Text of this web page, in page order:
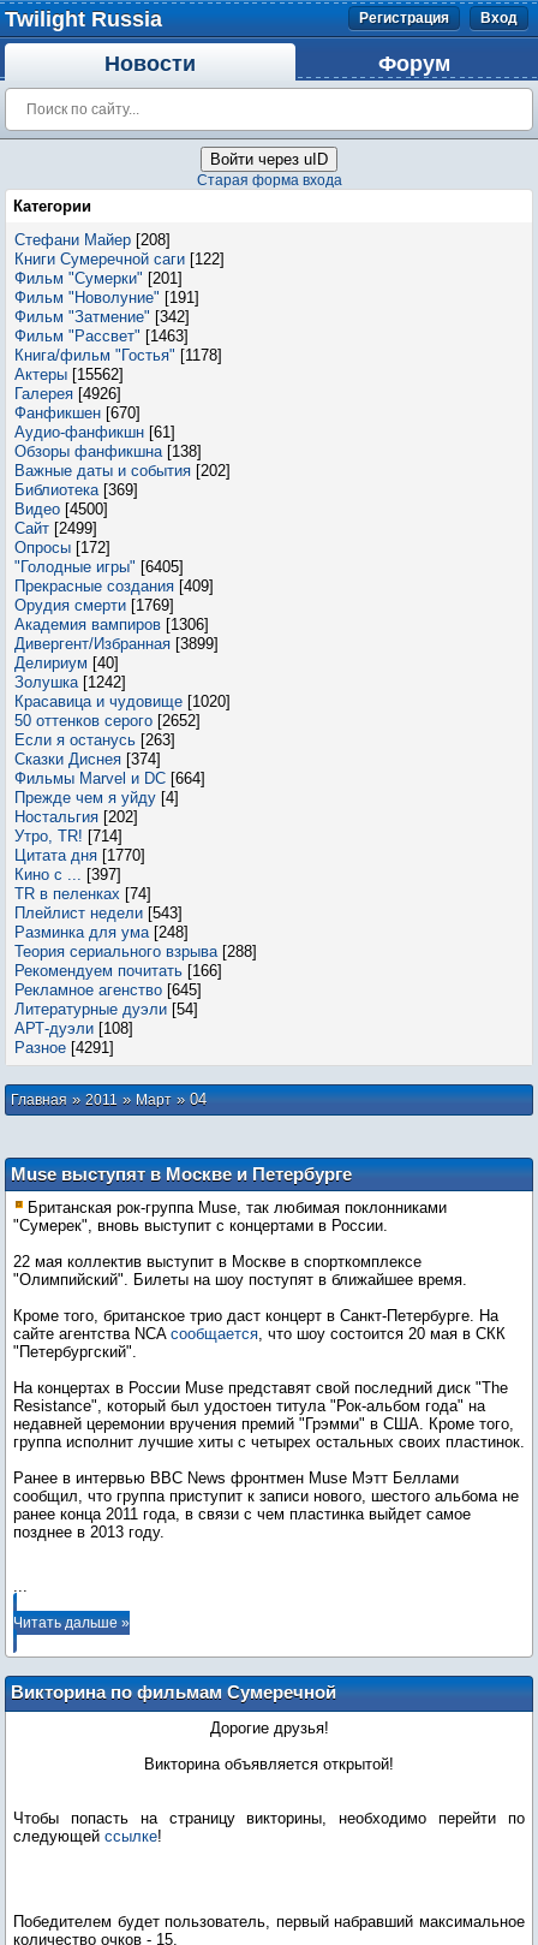
Twilight Russia Регистрация Вход
Новости Форум
Войти через uID
Старая форма входа
Категории
Стефани Майер [208]
Книги Сумеречной саги [122]
Фильм "Сумерки" [201]
Фильм "Новолуние" [191]
Фильм "Затмение" [342]
Фильм "Рассвет" [1463]
Книга/фильм "Гостья" [1178]
Актеры [15562]
Галерея [4926]
Фанфикшен [670]
Аудио-фанфикшн [61]
Обзоры фанфикшна [138]
Важные даты и события [202]
Библиотека [369]
Видео [4500]
Сайт [2499]
Опросы [172]
"Голодные игры" [6405]
Прекрасные создания [409]
Орудия смерти [1769]
Академия вампиров [1306]
Дивергент/Избранная [3899]
Делириум [40]
Золушка [1242]
Красавица и чудовище [1020]
50 оттенков серого [2652]
Если я останусь [263]
Сказки Диснея [374]
Фильмы Marvel и DC [664]
Прежде чем я уйду [4]
Ностальгия [202]
Утро, TR! [714]
Цитата дня [1770]
Кино с ... [397]
TR в пеленках [74]
Плейлист недели [543]
Разминка для ума [248]
Теория сериального взрыва [288]
Рекомендуем почитать [166]
Рекламное агенство [645]
Литературные дуэли [54]
АРТ-дуэли [108]
Разное [4291]
Главная»2011 » Март » 04
Muse выступят в Москве и Петербурге
Британская рок-группа Muse, так любимая поклонниками
"Сумерек", вновь выступит с концертами в России.
22 мая коллектив выступит в Москве в спорткомплексе
"Олимпийский". Билеты на шоу поступят в ближайшее время.
Кроме того, британское трио даст концерт в Санкт-Петербурге. На
сайте агентства NCA сообщается, что шоу состоится 20 мая в СКК
"Петербургский".
На концертах в России Muse представят свой последний диск "The
Resistance", который был удостоен титула "Рок-альбом года" на
недавней церемонии вручения премий "Грэмми" в США. Кроме того,
группа исполнит лучшие хиты с четырех остальных своих пластинок.
Ранее в интервью BBC News фронтмен Muse Мэтт Беллами
сообщил, что группа приступит к записи нового, шестого альбома не
ранее конца 2011 года, в связи с чем пластинка выйдет самое
позднее в 2013 году.
...
Читать дальше »
Викторина по фильмам Сумеречной
Саги
Дорогие друзья!
Викторина объявляется открытой!
Чтобы попасть на страницу викторины, необходимо перейти по
следующей ссылке!
Победителем будет пользователь, первый набравший максимальное
количество очков - 15.